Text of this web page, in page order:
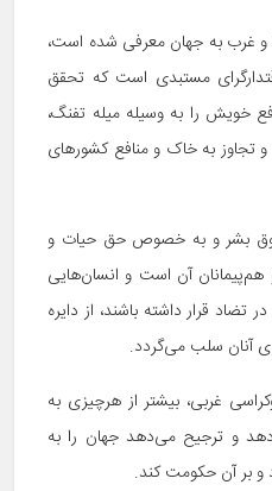
و غرب به جهان معرفی شده است،
مستبدی است که تحقق
خویش را به وسیله میله تفنگ،
تجاوز به خاک و منافع کشورهای
حقوق بشر و به خصوص حق حیات و
آن است و انسان‌هایی
قرار داشته باشند، از دایره
آنان سلب می‌گردد.
غربی، بیشتر از هرچیزی به
و ترجیح می‌دهد جهان را به
بر آن حکومت کند.